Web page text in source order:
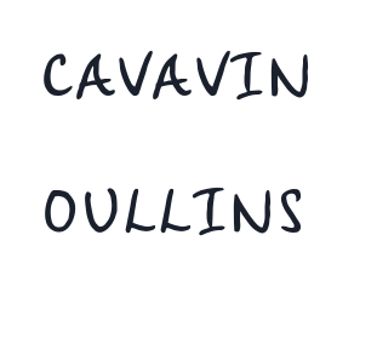
CAVAVIN
OULLINS